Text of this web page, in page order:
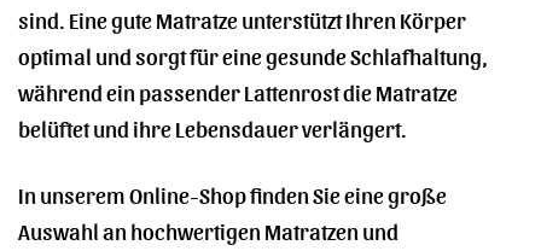
sind. Eine gute Matratze unterstützt Ihren Körper
optimal und sorgt für eine gesunde Schlafhaltung,
während ein passender Lattenrost die Matratze
belüftet und ihre Lebensdauer verlängert.
In unserem Online-Shop finden Sie eine große
Auswahl an hochwertigen Matratzen und